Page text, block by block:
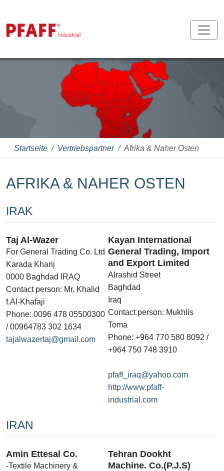
Startseite Vertriebspartner Afrika & Naher Osten
AFRIKA & NAHER OSTEN
IRAK
Taj Al-Wazer
For General Trading Co. Ltd
Karada Kharij
0000 Baghdad IRAQ
Contact person: Mr. Khalid
f.Al-Khafaji
Phone: 0096 478 05500300
/ 00964783 302 1634
tajalwazertaj@gmail.com
Kayan International
General Trading, Import
and Export Limited
Alrashid Street
Baghdad
Iraq
Contact person: Mukhlis
Toma
Phone: +964 770 580 8092 /
+964 750 748 3910
pfaff_iraq@yahoo.com
http://www.pfaff-
industrial.com
IRAN
Amin Ettesal Co.
-Textile Machinery &
Tehran Dookht
Machine. Co.(P.J.S)